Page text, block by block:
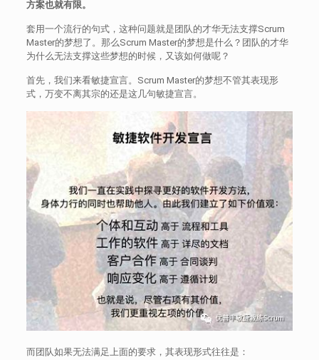
方案也就有限。
套用一个流行的句式，这种问题就是团队的才华无法支撑Scrum
Master的梦想了。那么Scrum Master的梦想是什么？团队的才华
为什么无法支撑这些梦想的时候，又该如何做呢？
首先，我们来看敏捷宣言。Scrum Master的梦想不管其表现形
式，万变不离其宗的还是这几句敏捷宣言。
而团队如果无法满足上面的要求，其表现形式往往是：